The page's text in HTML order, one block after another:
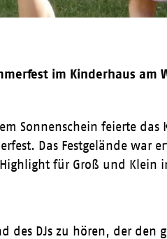
im Kinderhaus am
Sonnenschein feierte das
Das Festgelände war
für Groß und Klein
des DJs zu hören, der den